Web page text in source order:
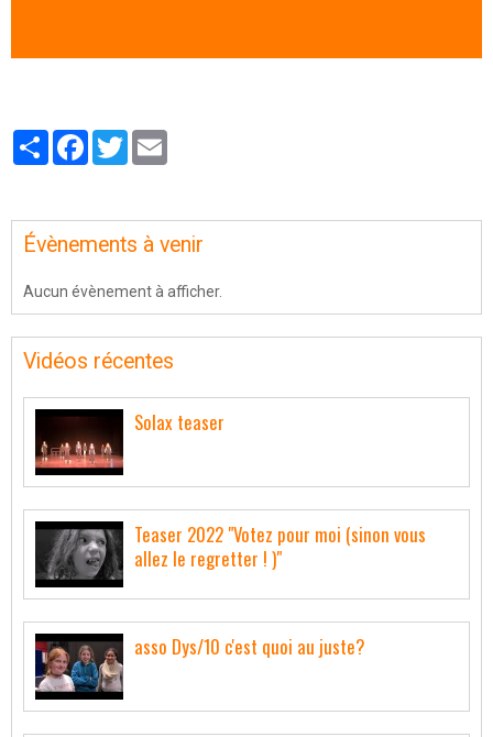
PartagerFacebook
Twitter
Évènements à venir
Aucun évènement à afficher.
Vidéos récentes
Solax teaser
Teaser 2022 "Votez pour moi (sinon vous
allez le regretter ! )"
asso Dys/10 c'est quoi au juste?